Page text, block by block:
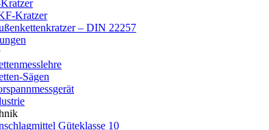
Kratzer
– DIN 22257
Sägen
Güteklasse 10